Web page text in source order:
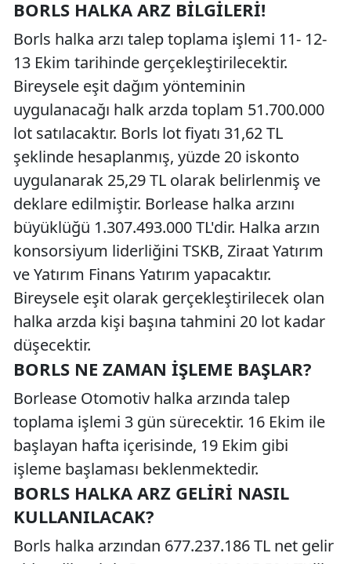
BORLS HALKA ARZ BILGILERI!
Borls halka arzı talep toplama işlemi 11- 12-
13 Ekim tarihinde gerçekleştirilecektir.
Bireysele eşit dağım yönteminin
uygulanacağı halk arzda toplam 51.700.000
lot satılacaktır. Borls lot fiyatı 31,62 TL
şeklinde hesaplanmış, yüzde 20 iskonto
uygulanarak 25,29 TL olarak belirlenmiş ve
deklare edilmiştir. Borlease halka arzını
büyüklüğü 1.307.493.000 TL'dir. Halka arzın
konsorsiyum liderliğini TSKB, Ziraat Yatırım
ve Yatırım Finans Yatırım yapacaktır.
Bireysele eşit olarak gerçekleştirilecek olan
halka arzda kişi başına tahmini 20 lot kadar
düşecektir.
BORLS NE ZAMAN İŞLEME BAŞLAR?
Borlease Otomotiv halka arzında talep
toplama işlemi 3 gün sürecektir. 16 Ekim ile
başlayan hafta içerisinde, 19 Ekim gibi
işleme başlaması beklenmektedir.
BORLS HALKA ARZ GELIRI NASIL
KULLANILACAK?
Borls halka arzından 677.237.186 TL net gelir